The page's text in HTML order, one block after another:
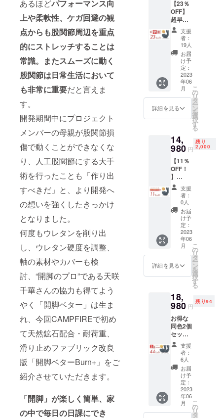
あるほどパフォーマンス向
上や柔軟性、ケガ回避の観
点からも股関節周辺を重点
的にストレッチすることは
常識。またスムーズに動く
股関節は日常生活において
も非常に重要だと言えま
す。
開発期間中にプロジェクト
メンバーの母親が股関節損
傷で動くことができなくな
り、人工股関節にする大手
術を行ったことも「作り出
すべきだ」と、より開発へ
の想いを強くしたきっかけ
となりました。
何度もウレタンを削り出
し、ウレタン硬度を調整、
軸の素材やカバーも検
討、“開脚のプロ”である天咲
千華さんの協力も得てよう
やく「開脚ベター」は生ま
れ、今回CAMPFIREで初め
て天然鉱石配合・耐荷重、
滑り止めファブリック改良
版「開脚ベターBurn+」をご
紹介させていただきます。
「開脚」が楽しく簡単、家
の中で毎日の日課にでき
ジェクトを
多くの皆様
に商品に込
めた“想
い”や“コンセ
プト”を知っ
ていただ
き、
が自信を
けしますア
イテムを体
感頂けたら
幸いです。
【23％
OFF】
超早
割：300
個限定
開脚ベ
ター
Burn+ ×
1個 ※
消費
税・送
料を含
みま
す。 ※
割引率
は税込
売価格
(16,980
円)に対
するも
ので
す。 ※
製造状
況によ
り出荷
時期が
遅れる
場合、
早急に
ご連絡
致しま
す。 ※
使用感
金は受
け付け
ており
ませ
ん。ご
了承く
ださ
い。
支援
者：
19人
お届
け予
定：
2023
年06
月
詳細を見る
こ
の
リ
タ
ー
ン
を
選
択
す
る
14,
980 円
残り
2,000
【11％
OFF！
】
CAMPF
IRE割：
2000個
限定 開
脚ベ
ター
Burn+ ×
1個 ※
消費
税・送
料を含
みま
す。 ※
は税込
予定販
売価格
(16,980
円)に対
するも
ので
す。 ※
製造状
況によ
り出荷
時期が
遅れる
場合、
早急に
ご連絡
支援
者：
0人
お届
け予
定：
2023
年06
月
詳細を見る
こ
の
リ
タ
ー
ン
を
選
択
す
る
18,
980 円
残り94
お得な
同色2個
セット
割
【44％
OFF】
：限定
100セッ
ベター
Burn+ ×
2個 ※
消費
支援
者：
6人
お届
け予
定：
2023
年06
月
こ
の
リ
タ